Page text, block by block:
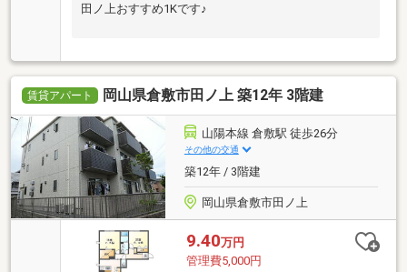
田ノ上おすすめ1Kです♪
賃貸アパート 岡山県倉敷市田ノ上 築12年 3階建
山陽本線 倉敷駅 徒歩26分
その他の交通
築12年 / 3階建
岡山県倉敷市田ノ上
9.40万円
管理費5,000円